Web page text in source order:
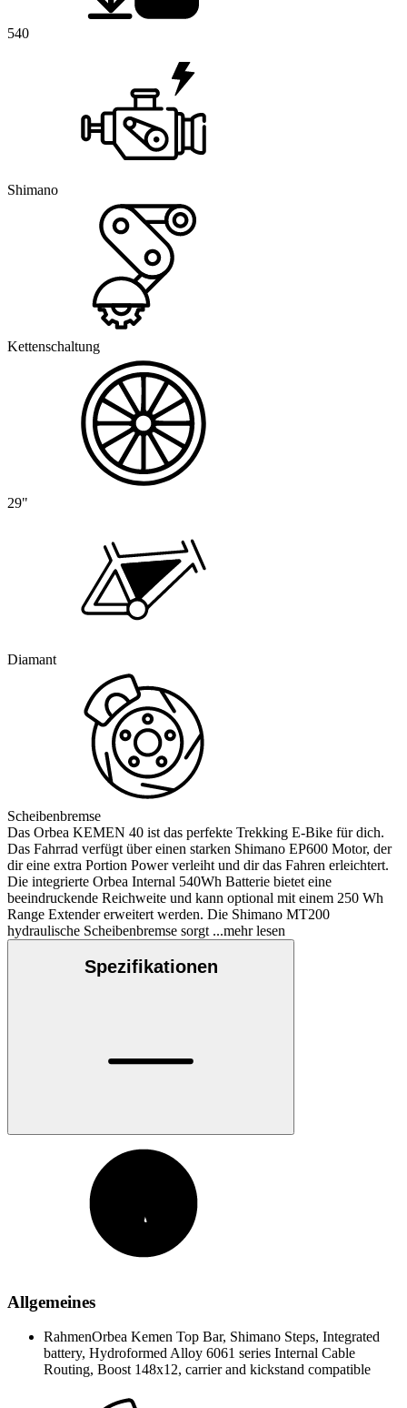
540
Shimano
Kettenschaltung
29"
Diamant
Scheibenbremse
Das Orbea KEMEN 40 ist das perfekte Trekking E-Bike für dich.
Das Fahrrad verfügt über einen starken Shimano EP600 Motor, der
dir eine extra Portion Power verleiht und dir das Fahren erleichtert.
Die integrierte Orbea Internal 540Wh Batterie bietet eine
beeindruckende Reichweite und kann optional mit einem 250 Wh
Range Extender erweitert werden. Die Shimano MT200
hydraulische Scheibenbremse sorgt ...mehr lesen
Spezifikationen
Allgemeines
RahmenOrbea Kemen Top Bar, Shimano Steps, Integrated
battery, Hydroformed Alloy 6061 series Internal Cable
Routing, Boost 148x12, carrier and kickstand compatible